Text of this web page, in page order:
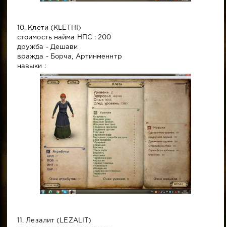
10. Клети (KLETHI)
стоимость найма НПС : 200
дружба - Дешави
вражда - Борча, Артинменнтр
навыки :
11. Лезалит (LEZALIT)